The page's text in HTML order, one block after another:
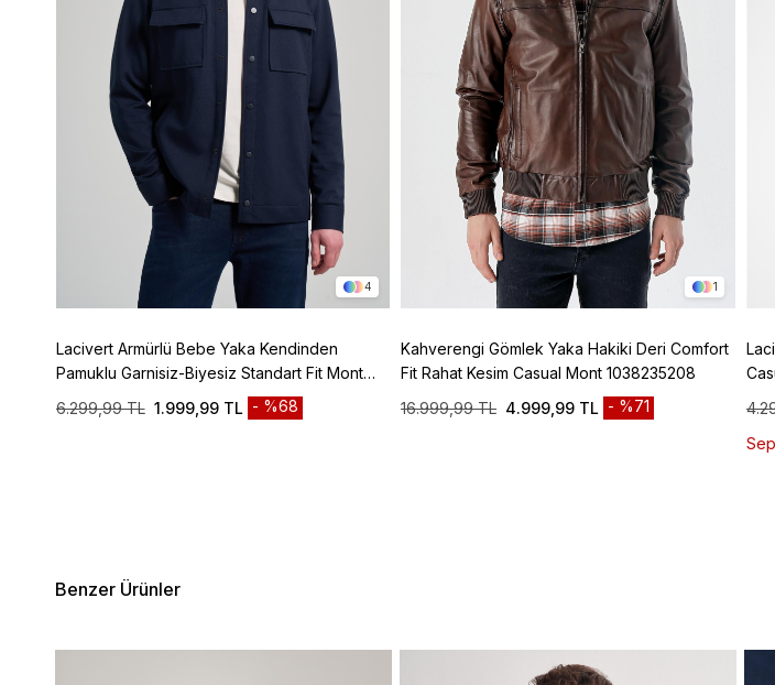
4
Lacivert Armürlü Bebe Yaka Kendinden
Pamuklu Garnisiz-Biyesiz Standart Fit Mont
6.299,99 TL 1.999,99 TL %68
1
Kahverengi Gömlek Yaka Hakiki Deri Comfort
Fit Rahat Kesim Casual Mont 1038235208
16.999,99 TL 4.999,99 TL %71
Benzer Ürünler